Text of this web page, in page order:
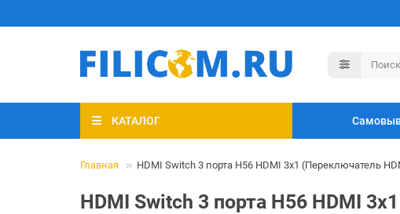
КАТАЛОГ
Главная HDMI Switch 3 порта H56 HDMI 3x1 (Переключатель
HDMI Switch 3 порта H56 HDMI